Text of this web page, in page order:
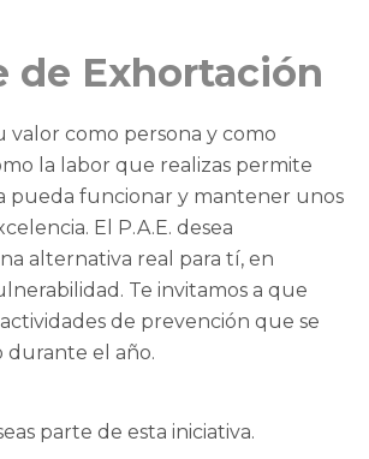
de Exhortación
valor como persona y como
la labor que realizas permite
pueda funcionar y mantener unos
El P.A.E. desea
alternativa real para tí, en
Te invitamos a que
de prevención que se
durante el año.
parte de esta iniciativa.